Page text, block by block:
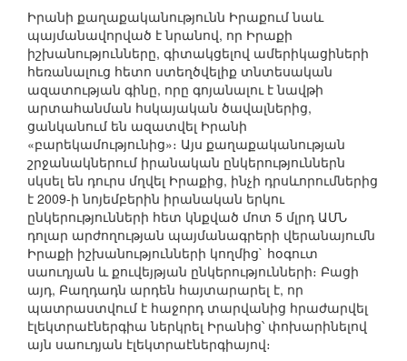
Իրանի քաղաքականությունն Իրաքում նաև
պայմանավորված է նրանով, որ Իրաքի
իշխանությունները, գիտակցելով ամերիկացիների
հեռանալուց հետո ստեղծվելիք տնտեսական
ազատության գինը, որը գոյանալու է նավթի
արտահանման հսկայական ծավալներից,
ցանկանում են ազատվել Իրանի
«բարեկամությունից»։ Այս քաղաքականության
շրջանակներում իրանական ընկերություններն
սկսել են դուրս մղվել Իրաքից, ինչի դրսևորումներից
է 2009-ի նոյեմբերին իրանական երկու
ընկերությունների հետ կնքված մոտ 5 մլրդ ԱՄՆ
դոլար արժողության պայմանագրերի վերանայումն
Իրաքի իշխանությունների կողմից` հօգուտ
սաուդյան և քուվեյթյան ընկերությունների։ Բացի
այդ, Բաղդադն արդեն հայտարարել է, որ
պատրաստվում է հաջորդ տարվանից հրաժարվել
էլեկտրաէներգիա ներկրել Իրանից՝ փոխարինելով
այն սաուդյան էլեկտրաէներգիայով։